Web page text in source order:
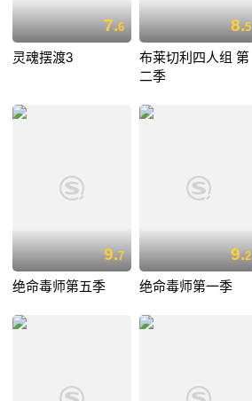
7.6
灵魂摆渡3
8.5
布莱切利四人组 第
二季
9.7
绝命毒师第五季
9.2
绝命毒师第一季